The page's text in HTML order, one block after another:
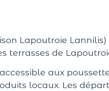
Lapoutroie
terrasses de
aux
locaux. Les